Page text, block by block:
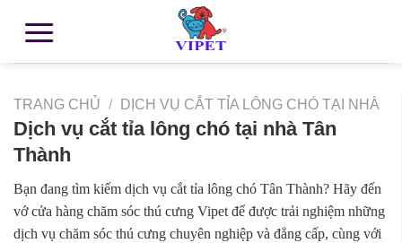
TRANG CHỦ / DỊCH VỤ CẮT TỈA LÔNG CHÓ TẠI NHÀ
Dịch vụ cắt tỉa lông chó tại nhà Tân
Thành
Bạn đang tìm kiếm dịch vụ cắt tỉa lông chó Tân Thành? Hãy đến
vớ cửa hàng chăm sóc thú cưng Vipet để được trải nghiệm những
dịch vụ chăm sóc thú cưng chuyên nghiệp và đẳng cấp, cùng với